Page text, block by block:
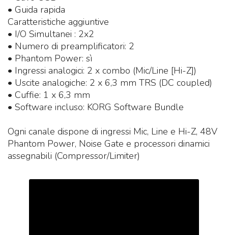
• Guida rapida
Caratteristiche aggiuntive
• I/O Simultanei : 2x2
• Numero di preamplificatori: 2
• Phantom Power: sì
• Ingressi analogici: 2 x combo (Mic/Line [Hi-Z])
• Uscite analogiche: 2 x 6,3 mm TRS (DC coupled)
• Cuffie: 1 x 6,3 mm
• Software incluso: KORG Software Bundle
Ogni canale dispone di ingressi Mic, Line e Hi-Z, 48V
Phantom Power, Noise Gate e processori dinamici
assegnabili (Compressor/Limiter)